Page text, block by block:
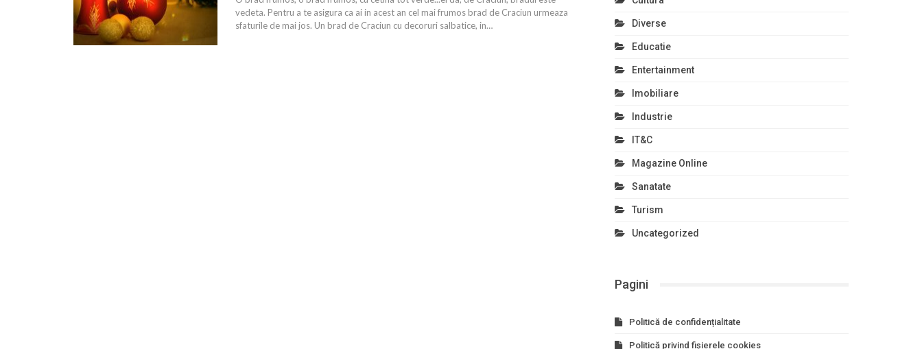
vedeta. Pentru a te asigura ca ai in acest an cel mai frumos brad de Craciun urmeaza
sfaturile de mai jos. Un brad de Craciun cu decoruri salbatice, in…
Diverse
Educatie
Entertainment
Imobiliare
Industrie
IT&C
Magazine Online
Sanatate
Turism
Uncategorized
Pagini
Politică de confidențialitate
Politică privind fișierele cookies